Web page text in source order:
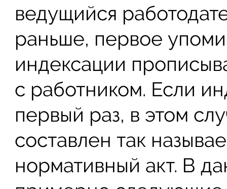
ведущийся
раньше, первое
индексации
с работником. Если
первый раз, в этом
составлен так
нормативный акт. В